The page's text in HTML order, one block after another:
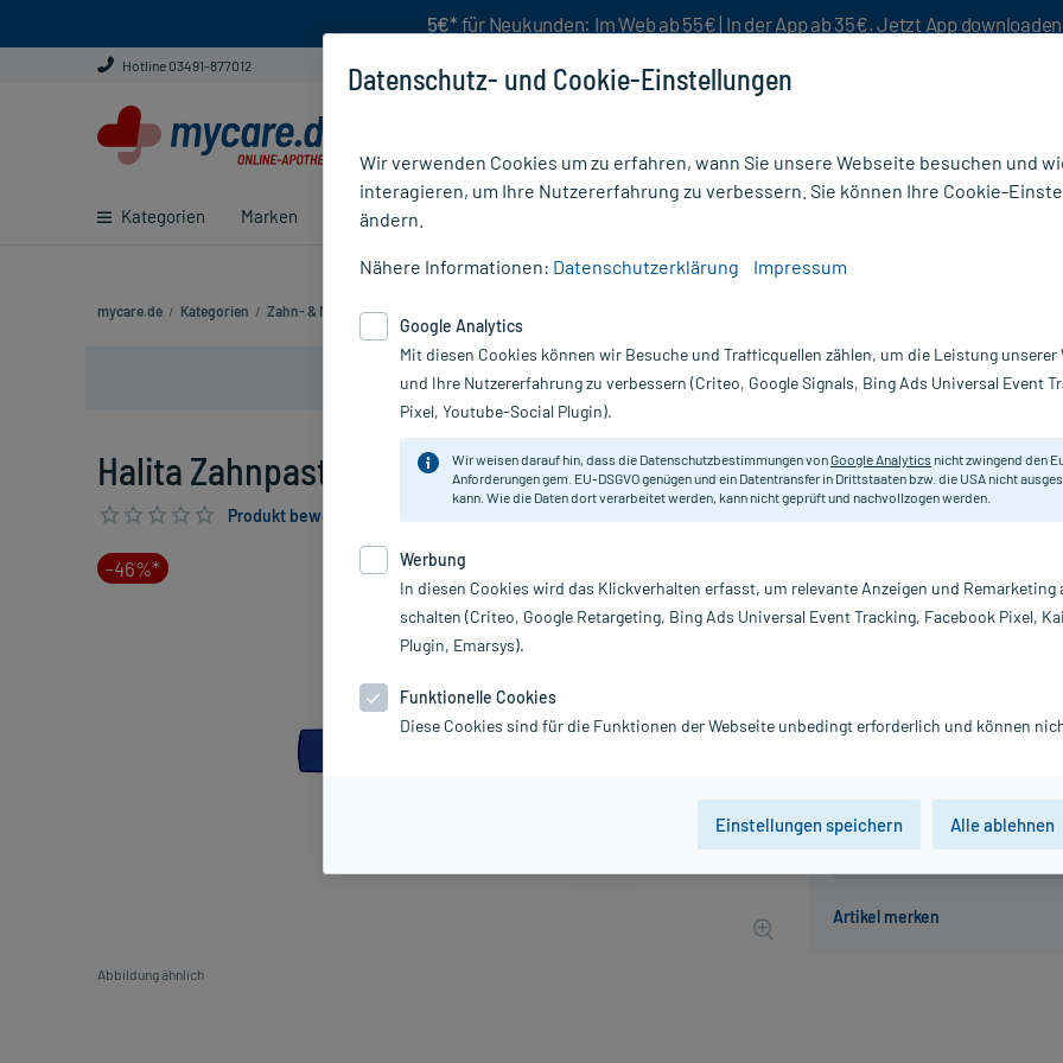
5€* für Neukunden: Im Web ab 55€ | In der App ab 35€. Jetzt App downloaden
Hotline 03491-877012
Kategorien Marken Ratgeber
mycare.de / Kategorien / Zahn- & Mundpflege
Nur für kurze Zeit:Gratis-Versand* ab 19€ Mindestbestellwert!
Halita Zahnpasta, 75 ml
Produkt bewerten & PlusHerzen sichern
-46%*
Abbildung ähnlich
Grundpreis: 55,47 € / l
Der Artikel ist momentan
Beratung für
Für die tägliche Anwendung, die
Darreichung:
Hersteller:
Datenschutz- und Cookie-Einstellungen
Wir verwenden Cookies um zu erfahren, wann Sie unsere Webseite besuchen und
interagieren, um Ihre Nutzererfahrung zu verbessern. Sie können Ihre Cookie-
ändern.
Nähere Informationen: Datenschutzerklärung Impressum
Google Analytics
Mit diesen Cookies können wir Besuche und Trafficquellen zählen, um die Leistung unserer
und Ihre Nutzererfahrung zu verbessern (Criteo, Google Signals, Bing Ads Universal Event
Pixel, Youtube-Social Plugin).
Wir weisen darauf hin, dass die Datenschutzbestimmungen vonGoogle Analytics nicht zwingend den
Anforderungen gem. EU-DSGVO genügen und ein Datentransfer in Drittstaaten bzw. die USA nicht
kann. Wie die Daten dort verarbeitet werden, kann nicht geprüft und nachvollzogen werden.
Werbung
In diesen Cookies wird das Klickverhalten erfasst, um relevante Anzeigen und Remarketing
schalten (Criteo, Google Retargeting, Bing Ads Universal Event Tracking, Facebook Pixel,
Plugin, Emarsys).
Funktionelle Cookies
Diese Cookies sind für die Funktionen der Webseite unbedingt erforderlich und können
Einstellungen speichern Alle ablehnen